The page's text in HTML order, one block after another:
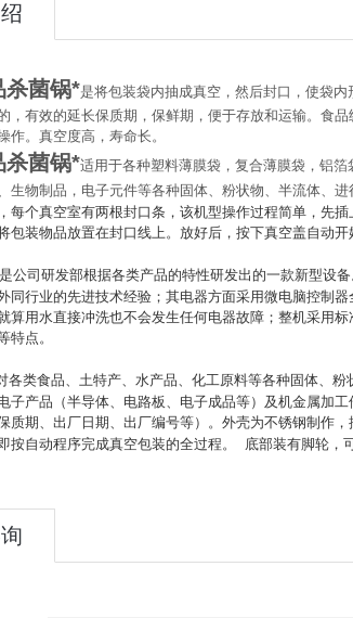
杀菌锅*是将包装袋内抽成真空，然后封口，使袋
，有效的延长保质期，保鲜期，便于存放和运输。食品
作。真空度高，寿命长。
杀菌锅*适用于各种塑料薄膜袋，复合薄膜袋，铝
生物制品，电子元件等各种固体、粉状物、半流体、
每个真空室有两根封口条，该机型操作过程简单，先
包装物品放置在封口线上。放好后，按下真空盖自动开
公司研发部根据各类产品的特性研发出的一款新型设
同行业的先进技术经验；其电器方面采用微电脑控制
算用水直接冲洗也不会发生任何电器故障；整机采用标
特点。
各类食品、土特产、水产品、化工原料等各种固体、
子产品（半导体、电路板、电子成品等）及机金属加
质期、出厂日期、出厂编号等）。外壳为不锈钢制作
按自动程序完成真空包装的全过程。
底部装有脚轮，